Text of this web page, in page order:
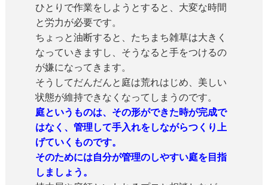
ひとりで作業をしようとすると、大変な時間
と労力が必要です。
ちょっと油断すると、たちまち雑草は大きく
なっていきますし、そうなると手をつけるの
が嫌になってきます。
そうしてだんだんと庭は荒れはじめ、美しい
状態が維持できなくなってしまうのです。
庭というものは、その形ができた時が完成で
はなく、管理して手入れをしながらつくり上
げていくものです。
そのためには自分が管理のしやすい庭を目指
しましょう。